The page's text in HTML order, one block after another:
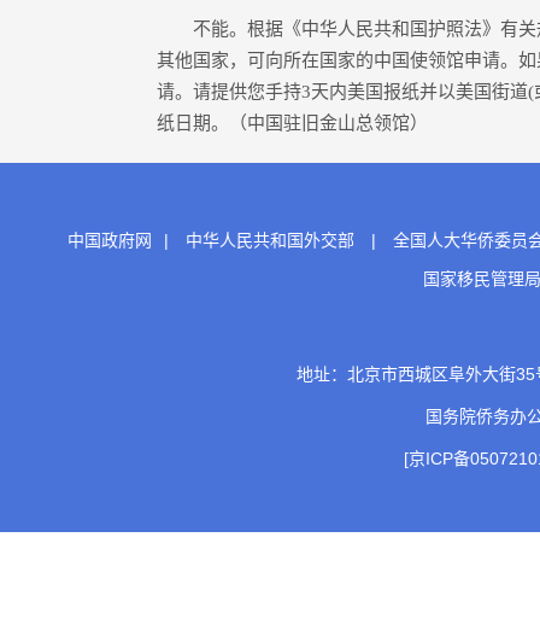
不能。根据《中华人民共和国护照法》有关
其他国家，可向所在国家的中国使领馆申请。
请。请提供您手持3天内美国报纸并以美国街
纸日期。（中国驻旧金山总领馆）
中国政府网 | 中华人民共和国外交部 |
全国人大华侨委员
国家移民管理局
地址：北京市西城区阜外大街
国务院侨务
[京ICP备